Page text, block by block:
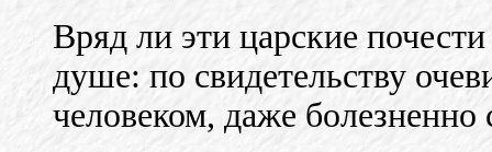
Вряд ли эти царские
душе: по свидетельству
человеком, даже